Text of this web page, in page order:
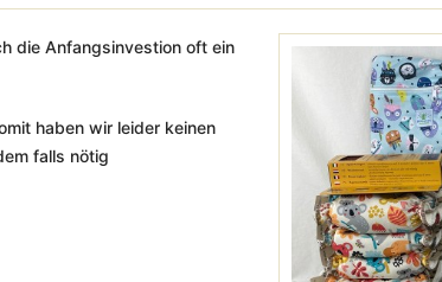
die Anfangsinvestion oft ein
haben wir leider keinen
falls nötig